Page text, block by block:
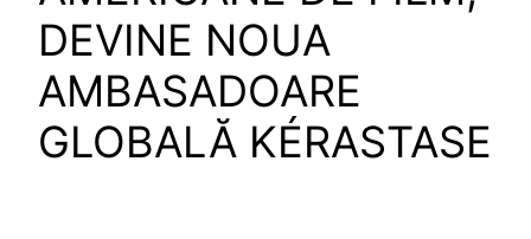
DEVINE NOUA
AMBASADOARE
GLOBALĂ KÉRASTASE